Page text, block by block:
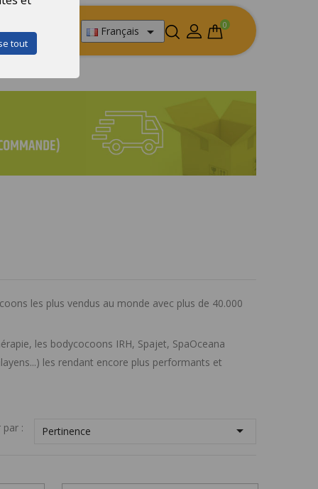
tout
0
Français 
les plus vendus au monde avec plus de 40.000
les bodycocoons IRH, Spajet, SpaOceana
les rendant encore plus performants et
par : Pertinence 